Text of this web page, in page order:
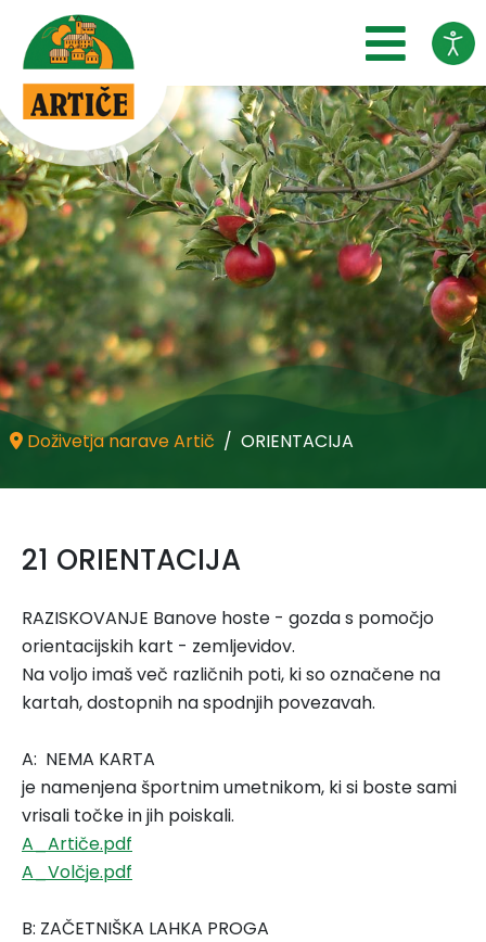
Doživetja narave Artič ORIENTACIJA
21 ORIENTACIJA
RAZISKOVANJE Banove hoste - gozda s pomočjo
orientacijskih kart - zemljevidov.
Na voljo imaš več različnih poti, ki so označene na
kartah, dostopnih na spodnjih povezavah.
A: NEMA KARTA
je namenjena športnim umetnikom, ki si boste sami
vrisali točke in jih poiskali.
A_Artiče.pdf
A_Volčje.pdf
B: ZAČETNIŠKA LAHKA PROGA